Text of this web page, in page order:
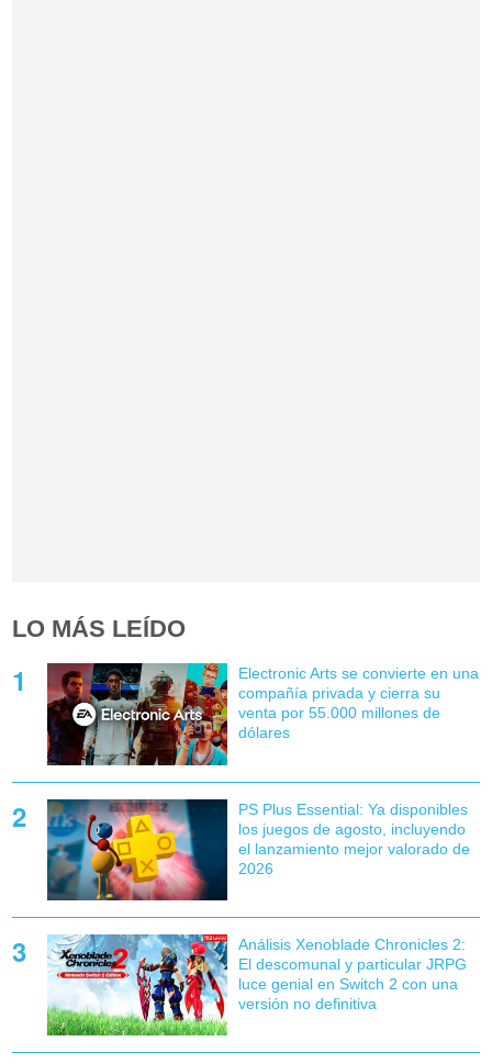
LO MÁS LEÍDO
Electronic Arts se convierte en una
compañía privada y cierra su
venta por 55.000 millones de
dólares
PS Plus Essential: Ya disponibles
los juegos de agosto, incluyendo
el lanzamiento mejor valorado de
2026
Análisis Xenoblade Chronicles 2:
El descomunal y particular JRPG
luce genial en Switch 2 con una
versión no definitiva